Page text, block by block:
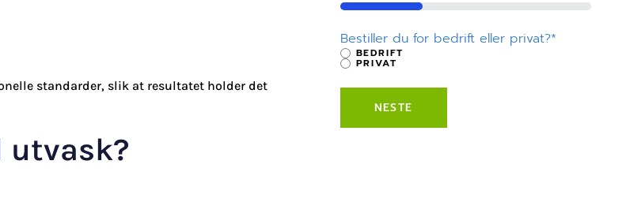
standarder, slik at resultatet holder det
utvask?
33%
Bestiller du for bedrift eller privat?*
BEDRIFT
PRIVAT